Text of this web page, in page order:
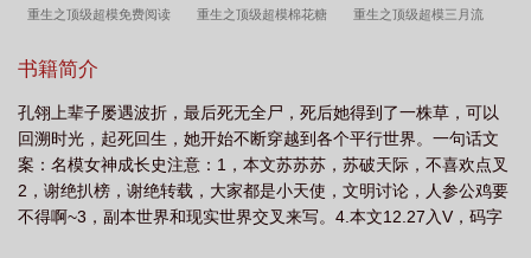
重生之顶级超模免费阅读 重生之顶级超模棉花糖 重生之顶级超模三月流
第1章 重生之顶级超模千千
txt 重生之顶级超模无防盗章 重生顶级超模无防盗版 重生之顶级超模
TXT 重生之顶级超模全文免费阅读 重生之顶级超模笔趣阁最新章节 重生之
顶级超模 笔趣阁 重生之顶级超模2k 重生之顶级超模贴吧 重生之顶级超模
百度 重生之顶级超模 格格党
书籍简介
孔翎上辈子屡遇波折，最后死无全尸，死后她得到了一株草，可以
回溯时光，起死回生，她开始不断穿越到各个平行世界。一句话文
案：名模女神成长史注意：1，本文苏苏苏，苏破天际，不喜欢点叉
2，谢绝扒榜，谢绝转载，大家都是小天使，文明讨论，人参公鸡要
不得啊~3，副本世界和现实世界交叉来写。4.本文12.27入V，码字